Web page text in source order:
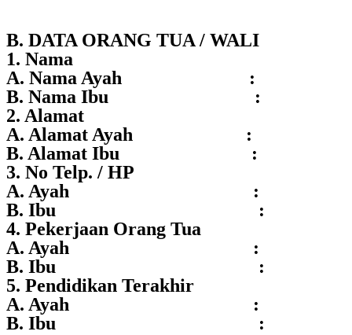
B. DATA ORANG TUA / WALI
1. Nama
A. Nama Ayah :
B. Nama Ibu :
2. Alamat
A. Alamat Ayah :
B. Alamat Ibu :
3. No Telp. / HP
A. Ayah :
B. Ibu :
4. Pekerjaan Orang Tua
A. Ayah :
B. Ibu :
5. Pendidikan Terakhir
A. Ayah :
B. Ibu :